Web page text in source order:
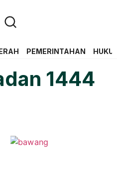
PEMERINTAHAN
1444